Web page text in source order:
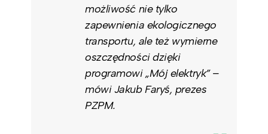
możliwość nie tylko
zapewnienia ekologicznego
transportu, ale też wymierne
oszczędności dzięki
programowi „Mój elektryk” –
mówi Jakub Faryś, prezes
PZPM.